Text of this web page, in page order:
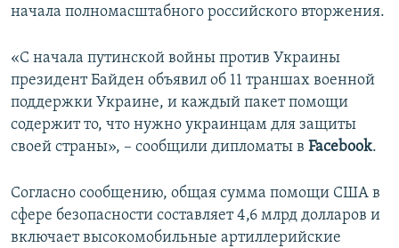
начала полномасштабного российского вторжения.
«С начала путинской войны против Украины
президент Байден объявил об 11 траншах военной
поддержки Украине, и каждый пакет помощи
содержит то, что нужно украинцам для защиты
своей страны», – сообщили дипломаты в Facebook.
Согласно сообщению, общая сумма помощи США в
сфере безопасности составляет 4,6 млрд долларов и
включает высокомобильные артиллерийские